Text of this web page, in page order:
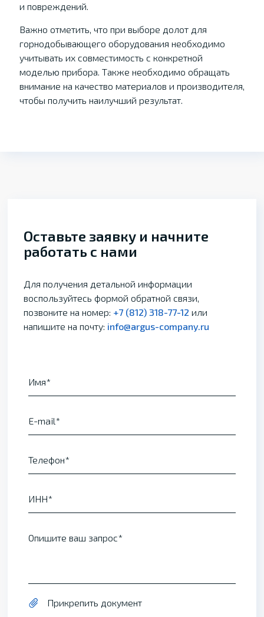
и повреждений.
Важно отметить, что при выборе долот для
горнодобывающего оборудования необходимо
учитывать их совместимость с конкретной
моделью прибора. Также необходимо обращать
внимание на качество материалов и производителя,
чтобы получить наилучший результат.
Оставьте заявку и начните
работать с нами
Для получения детальной информации
воспользуйтесь формой обратной связи,
позвоните на номер: +7 (812) 318-77-12 или
напишите на почту: info@argus-company.ru
Имя
E-mail
Телефон
ИНН
Опишите ваш запрос
Прикрепить документ